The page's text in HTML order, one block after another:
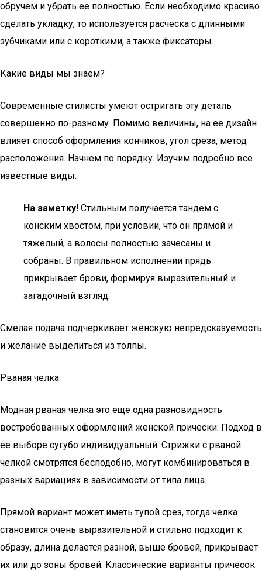
обручем и убрать ее полностью. Если необходимо красиво
сделать укладку, то используется расческа с длинными
зубчиками или с короткими, а также фиксаторы.
Какие виды мы знаем?
Современные стилисты умеют остригать эту деталь
совершенно по-разному. Помимо величины, на ее дизайн
влияет способ оформления кончиков, угол среза, метод
расположения. Начнем по порядку. Изучим подробно все
известные виды:
На заметку! Стильным получается тандем с
конским хвостом, при условии, что он прямой и
тяжелый, а волосы полностью зачесаны и
собраны. В правильном исполнении прядь
прикрывает брови, формируя выразительный и
загадочный взгляд.
Смелая подача подчеркивает женскую непредсказуемость
и желание выделиться из толпы.
Рваная челка
Модная рваная челка это еще одна разновидность
востребованных оформлений женской прически. Подход в
ее выборе сугубо индивидуальный. Стрижки с рваной
челкой смотрятся бесподобно, могут комбинироваться в
разных вариациях в зависимости от типа лица.
Прямой вариант может иметь тупой срез, тогда челка
становится очень выразительной и стильно подходит к
образу, длина делается разной, выше бровей, прикрывает
их или до зоны бровей. Классические варианты причесок